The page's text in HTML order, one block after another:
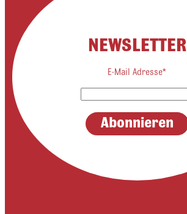
NEWSLETTER
E-Mail Adresse*